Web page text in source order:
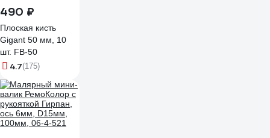
490 ₽
Плоская кисть
Gigant 50 мм, 10
шт. FB-50
4.7(175)